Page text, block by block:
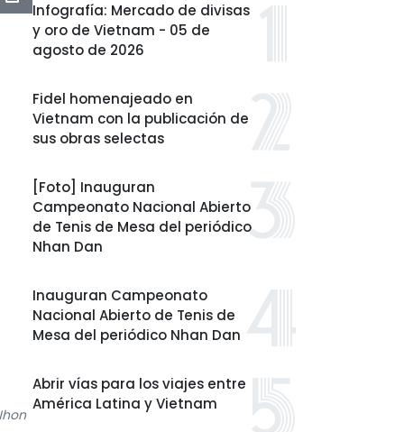
Infografía: Mercado de divisas
y oro de Vietnam - 05 de
agosto de 2026
Fidel homenajeado en
Vietnam con la publicación de
sus obras selectas
[Foto] Inauguran
Campeonato Nacional Abierto
de Tenis de Mesa del periódico
Nhan Dan
Inauguran Campeonato
Nacional Abierto de Tenis de
Mesa del periódico Nhan Dan
Abrir vías para los viajes entre
América Latina y Vietnam